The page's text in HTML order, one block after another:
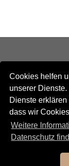
Cookies helfen
unserer
Dienste
dass wir
Weitere
Datenschutz
Kontakt
Newsletteranmeldung
Newsletterabmeldung
TANGO maldito